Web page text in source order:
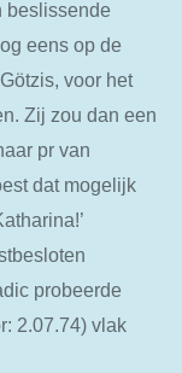
beslissende
eens op de
voor het
Zij zou dan een
pr van
dat mogelijk
probeerde
2.07.74) vlak